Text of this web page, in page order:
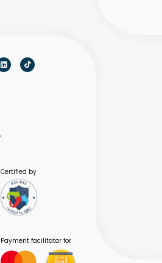
Certified by
Payment facilitator for